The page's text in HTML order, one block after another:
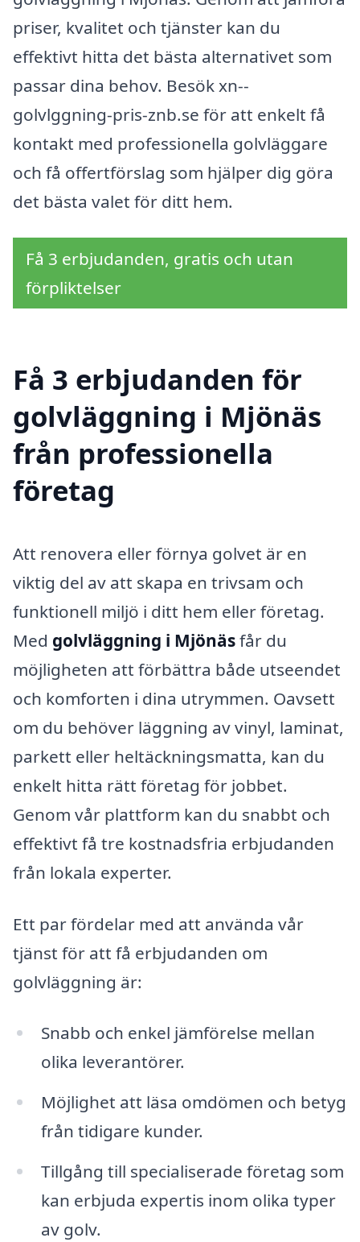
priser, kvalitet och tjänster kan du
effektivt hitta det bästa alternativet som
passar dina behov. Besök xn--
golvlggning-pris-znb.se för att enkelt få
kontakt med professionella golvläggare
och få offertförslag som hjälper dig göra
det bästa valet för ditt hem.
Få 3 erbjudanden, gratis och utan
förpliktelser
Få 3 erbjudanden för
golvläggning i Mjönäs
från professionella
företag
Att renovera eller förnya golvet är en
viktig del av att skapa en trivsam och
funktionell miljö i ditt hem eller företag.
Med golvläggning i Mjönäsfår du
möjligheten att förbättra både utseendet
och komforten i dina utrymmen. Oavsett
om du behöver läggning av vinyl, laminat,
parkett eller heltäckningsmatta, kan du
enkelt hitta rätt företag för jobbet.
Genom vår plattform kan du snabbt och
effektivt få tre kostnadsfria erbjudanden
från lokala experter.
Ett par fördelar med att använda vår
tjänst för att få erbjudanden om
golvläggning är:
Snabb och enkel jämförelse mellan
olika leverantörer.
Möjlighet att läsa omdömen och betyg
från tidigare kunder.
Tillgång till specialiserade företag som
kan erbjuda expertis inom olika typer
av golv.